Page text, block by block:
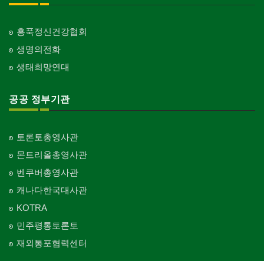
홍푹정신건강협회
생명의전화
생태희망연대
공공 정부기관
토론토총영사관
몬트리올총영사관
벤쿠버총영사관
캐나다한국대사관
KOTRA
민주평통토론토
재외통포협력센터